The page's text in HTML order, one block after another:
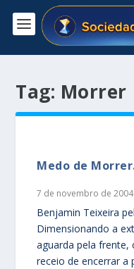
Tag: Morrer
Medo de
7 de novembro de 2004
Benjamin Teixeira
Dimensionando a
aguarda pela
receio de encerrar a